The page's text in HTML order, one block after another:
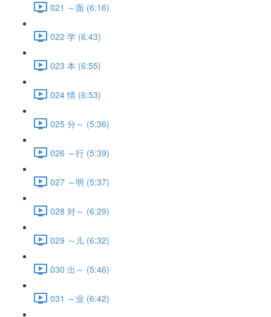
021 ～面 (6:16)
022 学 (6:43)
023 本 (6:55)
024 情 (6:53)
025 分～ (5:36)
026 ～行 (5:39)
027 ～明 (5:37)
028 对～ (6:29)
029 ～儿 (6:32)
030 出～ (5:46)
031 ～业 (6:42)